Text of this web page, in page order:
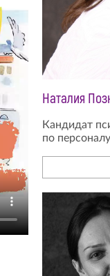
Наталия
Кандидат
по